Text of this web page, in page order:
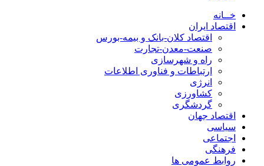
خــانه
اقتصاد ایران
اقتصاد کلان-بانک و بیمه-بورس
صنعت-معدن-تجارت
راه و شهرسازی
ارتباطات و فناوری اطلاعات
انرژی
کشاورزی
گردشگری
اقتصاد جهان
سیاسی
اجتماعی
فرهنگی
روابط عمومی ها